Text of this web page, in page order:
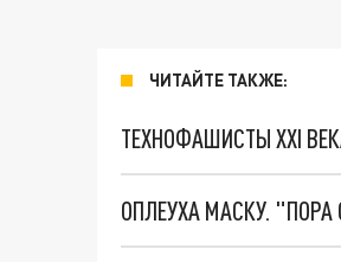
ЧИТАЙТЕ ТАКЖЕ:
ТЕХНОФАШИСТЫ XXI
ОПЛЕУХА МАСКУ. "ПОРА